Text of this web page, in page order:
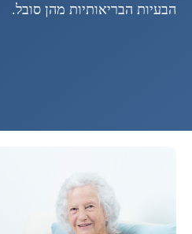
הבעיות הבריאותיות מהן סובל.